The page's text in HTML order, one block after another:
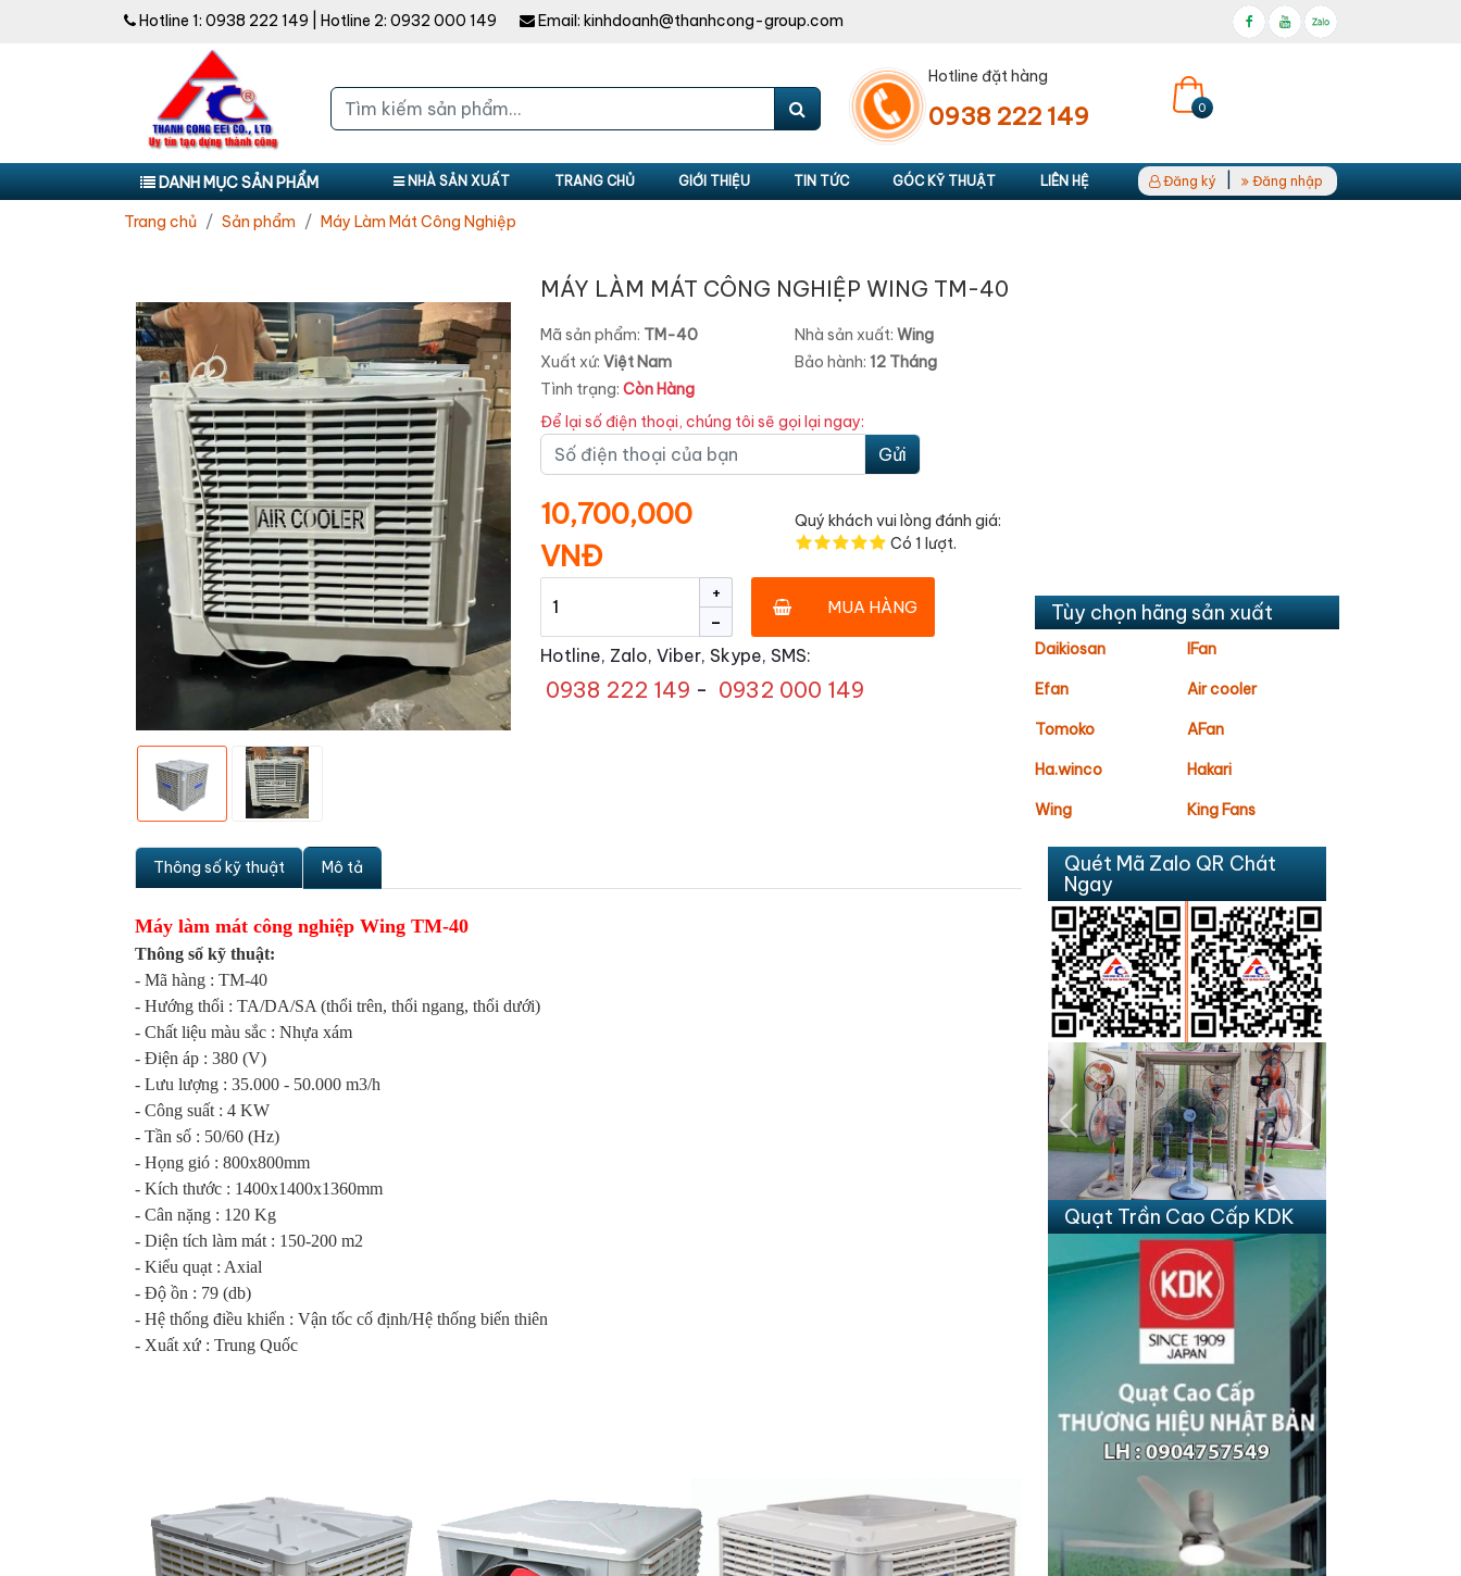
Hotline 1: 0938 222 149 | Hotline 2: 0932 000 149 Email: kinhdoanh@thanhcong-group.com
Hotline đặt hàng
0938 222 149 0
DANH MỤC SẢN PHẨM NHÀ SẢN XUẤT TRANG CHỦ GIỚI THIỆU TIN TỨC GÓC KỸ THUẬT LIÊN HỆ Đăng ký Đăng nhập
Trang chủ Sản phẩm Máy Làm Mát Công Nghiệp
MÁY LÀM MÁT CÔNG NGHIỆP WING TM-40
Mã sản phẩm: TM-40 Nhà sản xuất: Wing
Xuất xứ:Việt Nam Bảo hành: 12 Tháng
Tình trạng:Còn Hàng
Để lại số điện thoại, chúng tôi sẽ gọi lại ngay:
Gửi
10,700,000
VNĐ
Quý khách vui lòng đánh giá:
Có 1 lượt.
-
+
MUA HÀNG
Hotline, Zalo, Viber, Skype, SMS:
0938 222 149 - 0932 000 149
Tùy chọn hãng sản xuất
Daikiosan IFan
Efan Air cooler
Tomoko AFan
Ha.winco Hakari
Wing King Fans
Thông số kỹ thuật Mô tả
Máy làm mát công nghiệp Wing TM-40
Thông số kỹ thuật:
- Mã hàng : TM-40
- Hướng thổi : TA/DA/SA (thổi trên, thổi ngang, thổi dưới)
- Chất liệu màu sắc : Nhựa xám
- Điện áp : 380 (V)
- Lưu lượng : 35.000 - 50.000 m3/h
- Công suất : 4 KW
- Tần số : 50/60 (Hz)
- Họng gió : 800x800mm
- Kích thước : 1400x1400x1360mm
- Cân nặng : 120 Kg
- Diện tích làm mát : 150-200 m2
- Kiểu quạt : Axial
- Độ ồn : 79 (db)
- Hệ thống điều khiển : Vận tốc cố định/Hệ thống biến thiên
- Xuất xứ : Trung Quốc
Quét Mã Zalo QR Chát
Ngay
Previous Next
Quạt Trần Cao Cấp KDK